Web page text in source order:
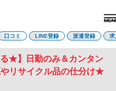
口コミ LINE登録 派遣登録 求
る★】日勤のみ＆カンタン
リサイクル品の仕分け★